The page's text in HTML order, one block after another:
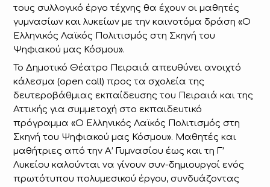
τους συλλογικό έργο τέχνης θα έχουν οι μαθητές
γυμνασίων και λυκείων με την καινοτόμα δράση «Ο
Ελληνικός Λαϊκός Πολιτισμός στη Σκηνή του
Ψηφιακού μας Κόσμου».
Το Δημοτικό Θέατρο Πειραιά απευθύνει ανοιχτό
κάλεσμα (open call) προς τα σχολεία της
δευτεροβάθμιας εκπαίδευσης του Πειραιά και της
Αττικής για συμμετοχή στο εκπαιδευτικό
πρόγραμμα «Ο Ελληνικός Λαϊκός Πολιτισμός στη
Σκηνή του Ψηφιακού μας Κόσμου». Μαθητές και
μαθήτριες από την Α’ Γυμνασίου έως και τη Γ’
Λυκείου καλούνται να γίνουν συν-δημιουργοί ενός
πρωτότυπου πολυμεσικού έργου, συνδυάζοντας